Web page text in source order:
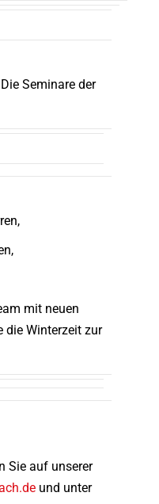
Seminare der
mit neuen
die Winterzeit zur
Sie auf unserer
und unter